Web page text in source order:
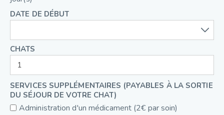
DATE DE DÉBUT
CHATS
SERVICES SUPPLÉMENTAIRES (PAYABLES À LA SORTIE
DU SÉJOUR DE VOTRE CHAT)
Administration d'un médicament (2€ par soin)